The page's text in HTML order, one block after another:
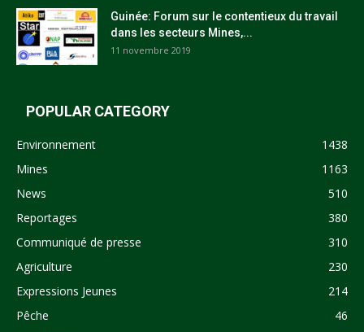
Guinée: Forum sur le contentieux du travail
dans les secteurs Mines,...
11 novembre 2019
POPULAR CATEGORY
Environnement
1438
Mines
1163
News
510
Reportages
380
Communiqué de presse
310
Agriculture
230
Expressions Jeunes
214
Pêche
46